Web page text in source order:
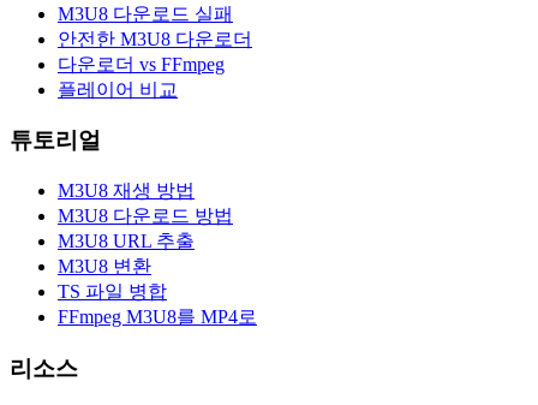
M3U8 다운로드 실패
안전한 M3U8 다운로더
다운로더 vs FFmpeg
플레이어 비교
튜토리얼
M3U8 재생 방법
M3U8 다운로드 방법
M3U8 URL 추출
M3U8 변환
TS 파일 병합
FFmpeg M3U8를 MP4로
리소스